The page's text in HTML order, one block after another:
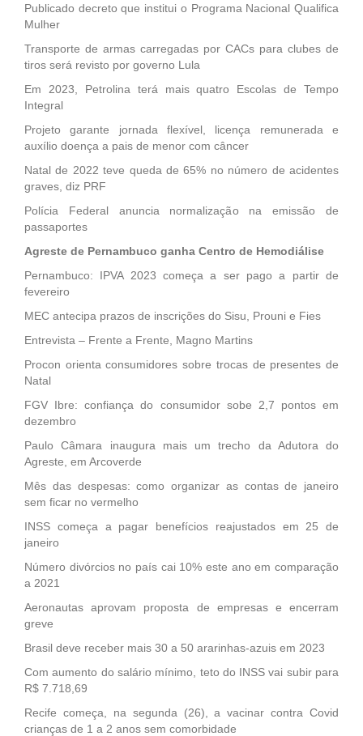
Publicado decreto que institui o Programa Nacional Qualifica
Mulher
Transporte de armas carregadas por CACs para clubes de
tiros será revisto por governo Lula
Em 2023, Petrolina terá mais quatro Escolas de Tempo
Integral
Projeto garante jornada flexível, licença remunerada e
auxílio doença a pais de menor com câncer
Natal de 2022 teve queda de 65% no número de acidentes
graves, diz PRF
Polícia Federal anuncia normalização na emissão de
passaportes
Agreste de Pernambuco ganha Centro de Hemodiálise
Pernambuco: IPVA 2023 começa a ser pago a partir de
fevereiro
MEC antecipa prazos de inscrições do Sisu, Prouni e Fies
Entrevista – Frente a Frente, Magno Martins
Procon orienta consumidores sobre trocas de presentes de
Natal
FGV Ibre: confiança do consumidor sobe 2,7 pontos em
dezembro
Paulo Câmara inaugura mais um trecho da Adutora do
Agreste, em Arcoverde
Mês das despesas: como organizar as contas de janeiro
sem ficar no vermelho
INSS começa a pagar benefícios reajustados em 25 de
janeiro
Número divórcios no país cai 10% este ano em comparação
a 2021
Aeronautas aprovam proposta de empresas e encerram
greve
Brasil deve receber mais 30 a 50 ararinhas-azuis em 2023
Com aumento do salário mínimo, teto do INSS vai subir para
R$ 7.718,69
Recife começa, na segunda (26), a vacinar contra Covid
crianças de 1 a 2 anos sem comorbidade